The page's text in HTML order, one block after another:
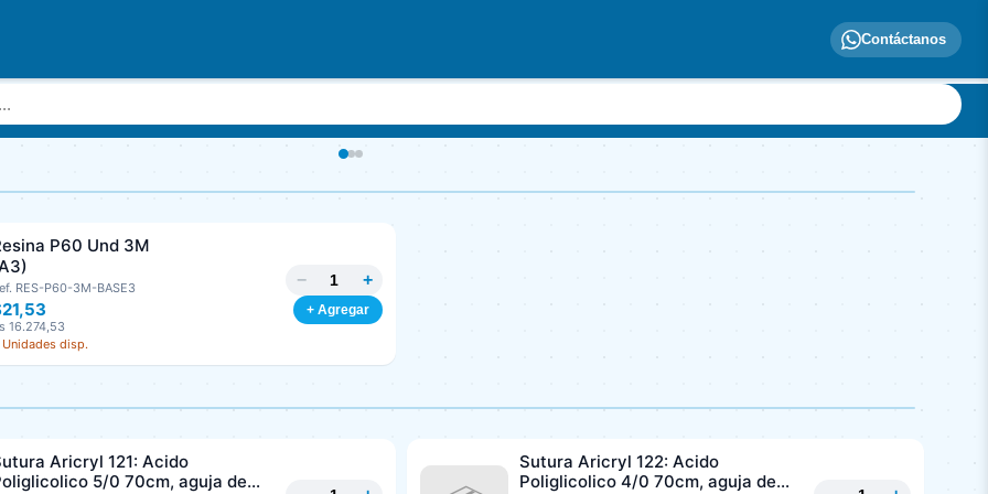
Contáctanos
P60 Und 3M
RES-P60-3M-BASE3
16.274,53
disp.
− +
+ Agregar
Aricryl 121: Acido
5/0 70cm, aguja de
Sutura Aricryl 122: Acido
Poliglicolico 4/0 70cm, aguja de